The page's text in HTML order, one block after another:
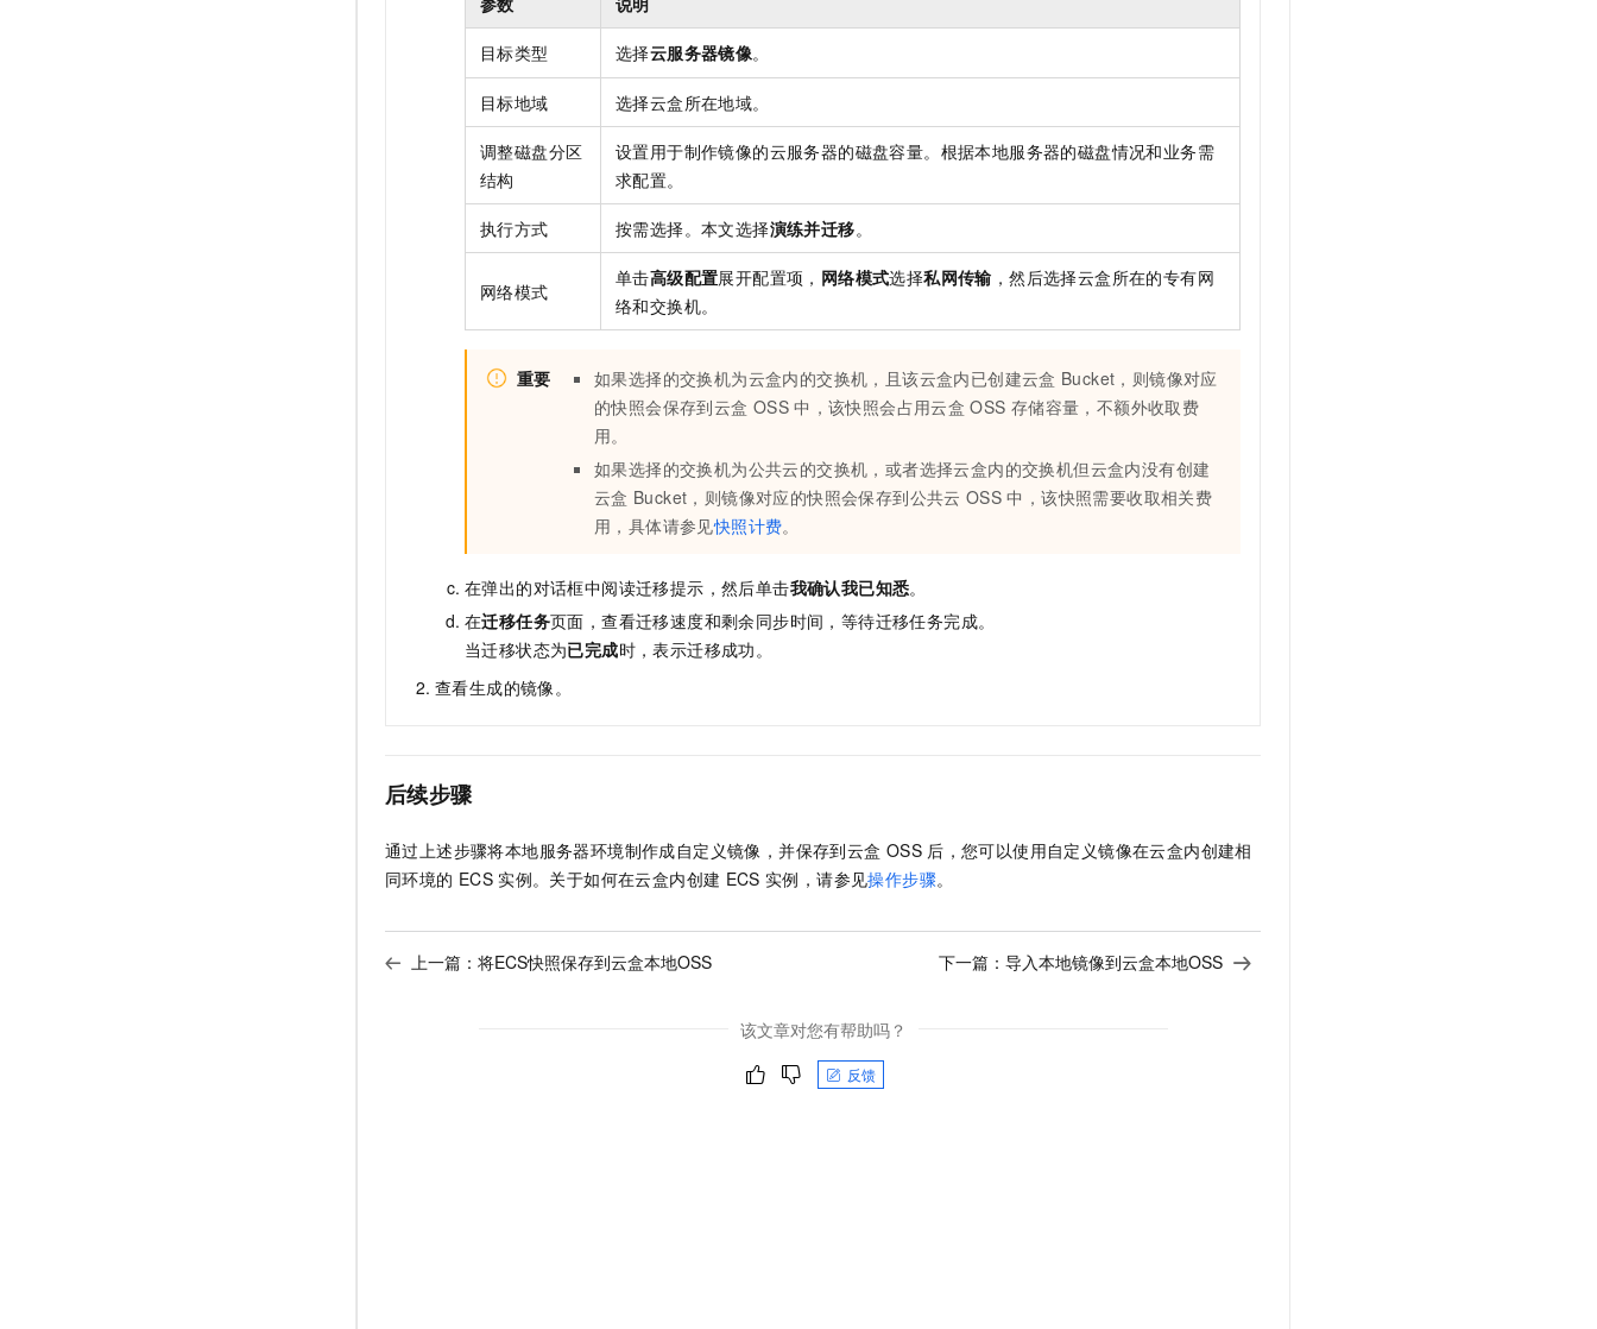
目标类型 选择云服务器镜像。
目标地域 选择云盒所在地域。
调整磁盘分区
结构
设置用于制作镜像的云服务器的磁盘容量。根据本地服务器的磁盘情况和业务需
求配置。
执行方式 按需选择。本文选择演练并迁移。
网络模式
单击高级配置展开配置项， 网络模式选择私网传输 ，然后选择云盒所在的专有网
络和交换机。
重要 如果选择的交换机为云盒内的交换机，且该云盒内已创建云盒 Bucket，则镜像对应
的快照会保存到云盒 OSS 中，该快照会占用云盒 OSS 存储容量，不额外收取费
用。
如果选择的交换机为公共云的交换机，或者选择云盒内的交换机但云盒内没有创建
云盒 Bucket，则镜像对应的快照会保存到公共云 OSS 中，该快照需要收取相关费
用，具体请参见快照计费。
在弹出的对话框中阅读迁移提示，然后单击我确认我已知悉。
在迁移任务页面，查看迁移速度和剩余同步时间，等待迁移任务完成。
当迁移状态为已完成时，表示迁移成功。
查看生成的镜像。
后续步骤
通过上述步骤将本地服务器环境制作成自定义镜像，并保存到云盒 OSS 后，您可以使用自定义镜像在云盒内创建相
同环境的 ECS 实例。关于如何在云盒内创建 ECS 实例，请参见操作步骤。
上一篇： 将ECS快照保存到云盒本地OSS 下一篇： 导入本地镜像到云盒本地OSS
该文章对您有帮助吗？
反馈